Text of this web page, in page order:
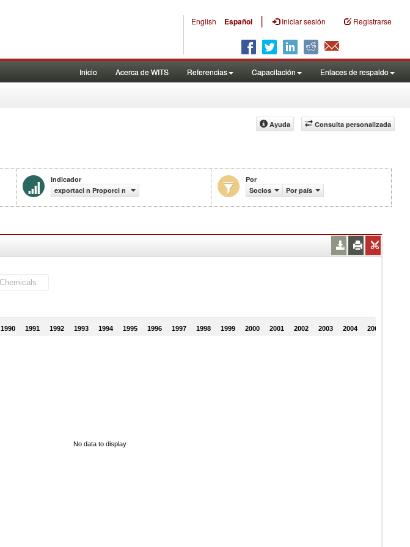
English Español | Iniciar sesión Registrarse
Inicio Acerca de WITS Referencias Capacitación Enlaces de respaldo
Consulta personalizada
Ayuda
Indicador
exportaci n Proporci n de productos (%)
Por
Socios
Por país
1990 1991 1992 1993 1994 1995 1996 1997 1998 1999 2000 2001 2002 2003 2004 2005
No data to display